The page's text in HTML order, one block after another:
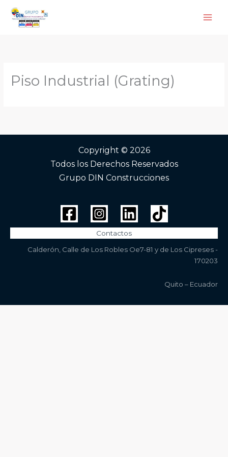
contenido
Piso Industrial (Grating)
Copyright © 2026
Todos los Derechos Reservados
Grupo DIN Construcciones
Contactos
Calderón, Calle de Los Robles Oe7-81 y de Los Cipreses -
170203
Quito – Ecuador